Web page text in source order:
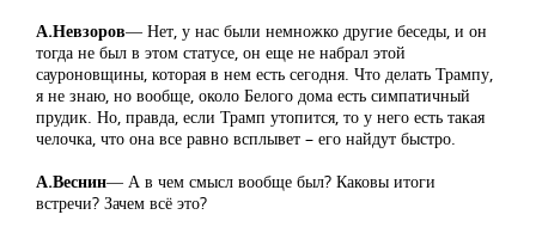
А.Невзоров― Нет, у нас были немножко другие беседы, и он
тогда не был в этом статусе, он еще не набрал этой
сауроновщины, которая в нем есть сегодня. Что делать Трампу,
я не знаю, но вообще, около Белого дома есть симпатичный
прудик. Но, правда, если Трамп утопится, то у него есть такая
челочка, что она все равно всплывет – его найдут быстро.
А.Веснин― А в чем смысл вообще был? Каковы итоги
встречи? Зачем всё это?